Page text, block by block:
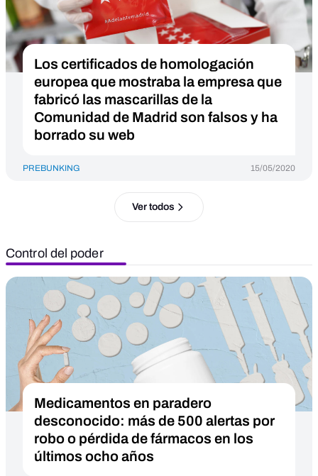
Los certificados de homologación
europea que mostraba la empresa que
fabricó las mascarillas de la
Comunidad de Madrid son falsos y ha
borrado su web
PREBUNKING 15/05/2020
Ver todos
Control del poder
Medicamentos en paradero
desconocido: más de 500 alertas por
robo o pérdida de fármacos en los
últimos ocho años